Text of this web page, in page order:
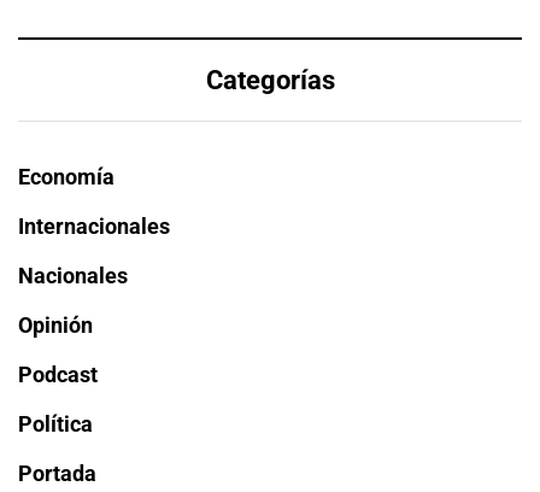
Categorías
Economía
Internacionales
Nacionales
Opinión
Podcast
Política
Portada